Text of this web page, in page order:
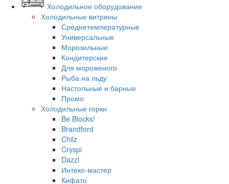
Холодильное оборудование
Холодильные витрины
Среднетемпературные
Универсальные
Морозильные
Кондитерские
Для мороженого
Рыба на льду
Настольные и барные
Промо
Холодильные горки
Be Blocks!
Brandford
Chilz
Cryspi
Dazzl
Интеко-мастер
Кифато